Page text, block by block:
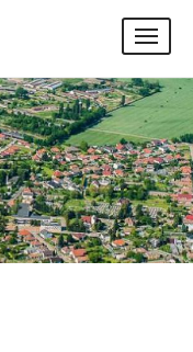
site
version
Hladať